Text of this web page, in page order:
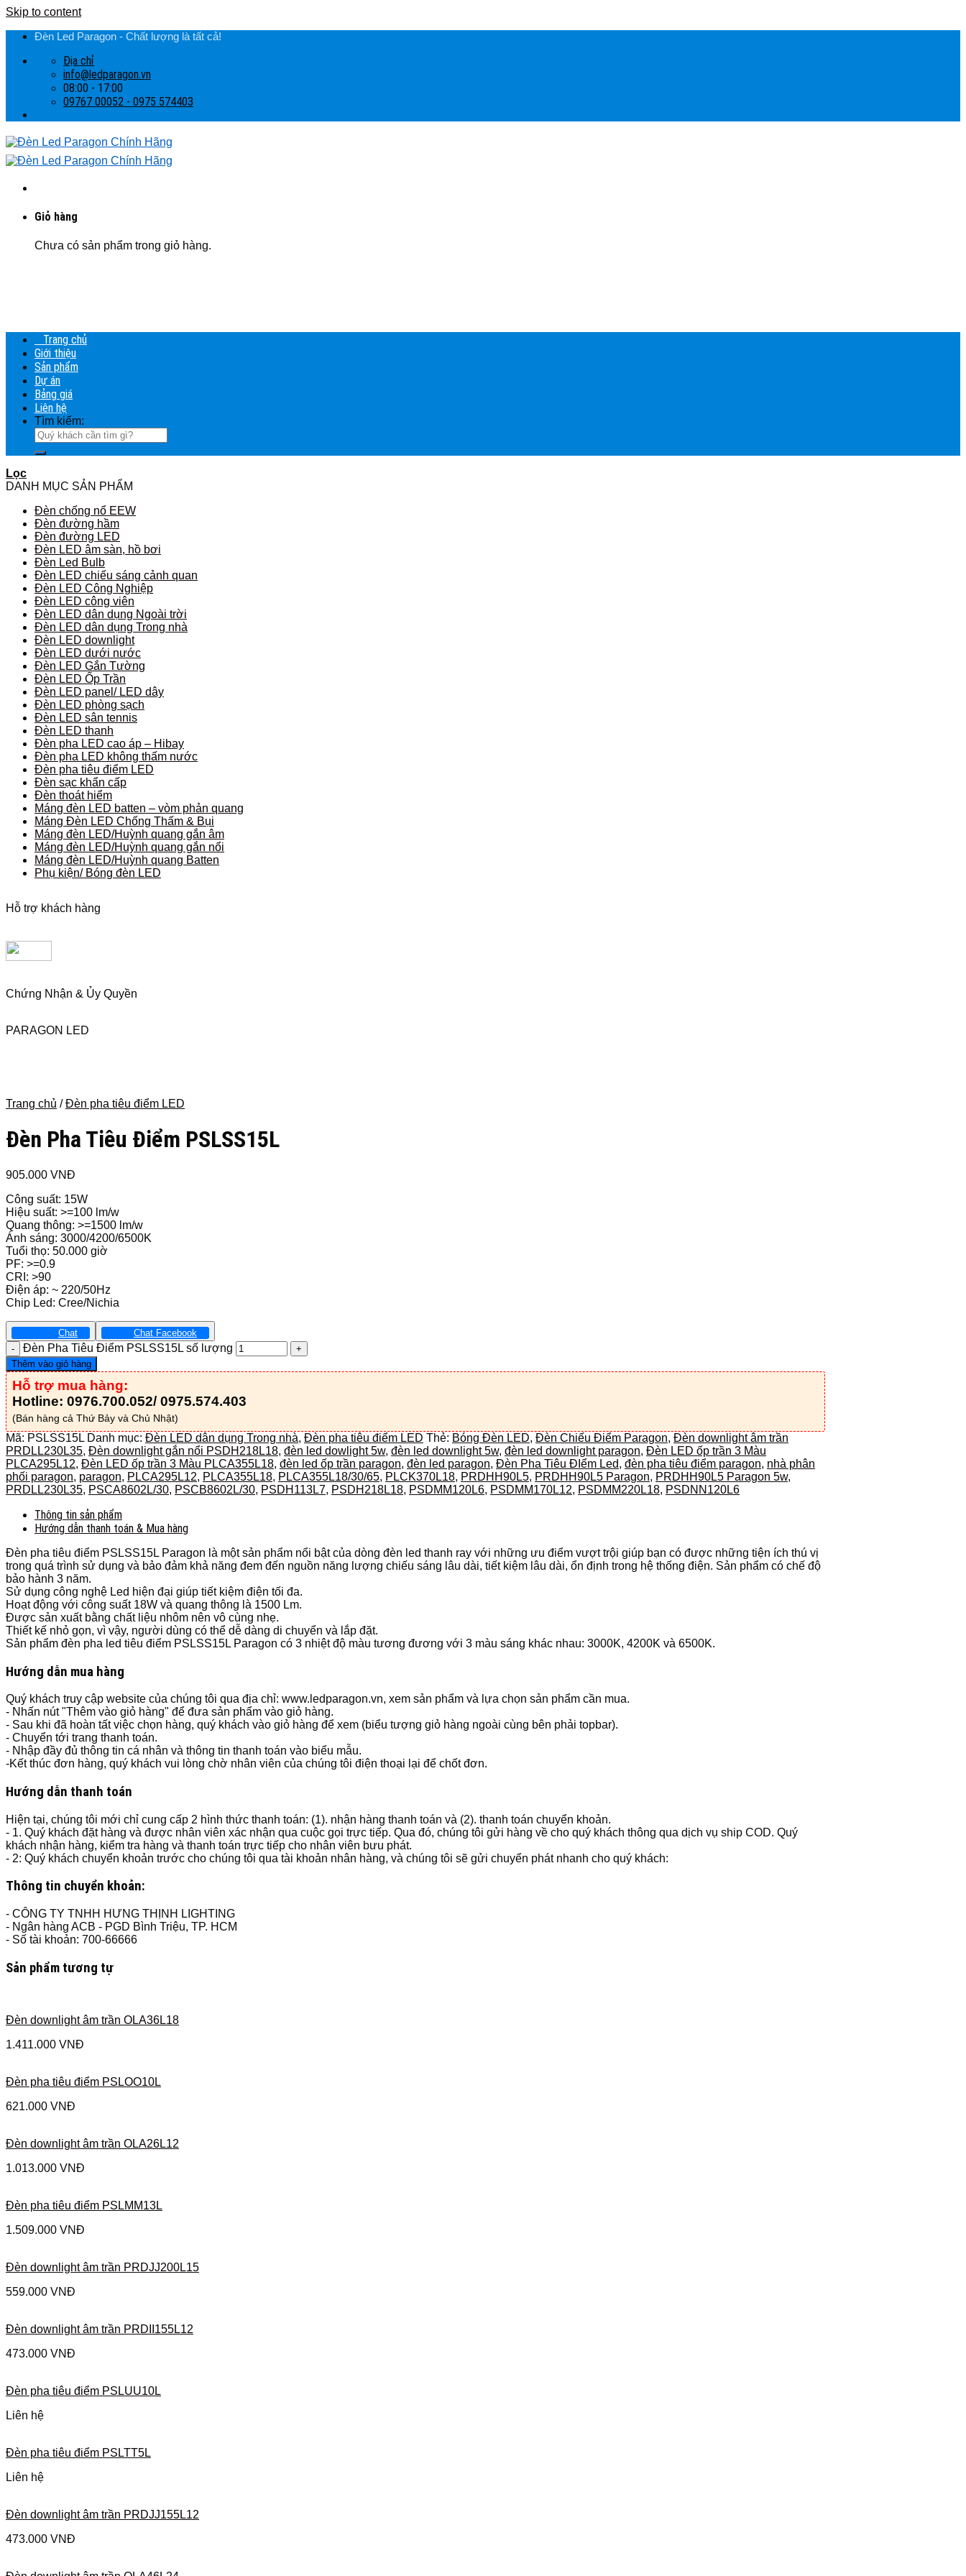
Skip to content
Đèn Led Paragon - Chất lượng là tất cả!
Địa chỉ
info@ledparagon.vn
08:00 - 17:00
09767 00052 - 0975 574403
Giỏ hàng
Chưa có sản phẩm trong giỏ hàng.
Trang chủ
Giới thiệu
Sản phẩm
Dự án
Bảng giá
Liên hệ
Tìm kiếm:
Lọc
DANH MỤC SẢN PHẨM
Đèn chống nổ EEW
Đèn đường hầm
Đèn đường LED
Đèn LED âm sàn, hồ bơi
Đèn Led Bulb
Đèn LED chiếu sáng cảnh quan
Đèn LED Công Nghiệp
Đèn LED công viên
Đèn LED dân dụng Ngoài trời
Đèn LED dân dụng Trong nhà
Đèn LED downlight
Đèn LED dưới nước
Đèn LED Gắn Tường
Đèn LED Ốp Trần
Đèn LED panel/ LED dây
Đèn LED phòng sạch
Đèn LED sân tennis
Đèn LED thanh
Đèn pha LED cao áp – Hibay
Đèn pha LED không thấm nước
Đèn pha tiêu điểm LED
Đèn sạc khẩn cấp
Đèn thoát hiểm
Máng đèn LED batten – vòm phản quang
Máng Đèn LED Chống Thấm & Bụi
Máng đèn LED/Huỳnh quang gắn âm
Máng đèn LED/Huỳnh quang gắn nổi
Máng đèn LED/Huỳnh quang Batten
Phụ kiện/ Bóng đèn LED
Hỗ trợ khách hàng
Chứng Nhận & Ủy Quyền
PARAGON LED
Trang chủ / Đèn pha tiêu điểm LED
Đèn Pha Tiêu Điểm PSLSS15L
905.000 VNĐ
Công suất: 15W
Hiệu suất: >=100 lm/w
Quang thông: >=1500 lm/w
Ánh sáng: 3000/4200/6500K
Tuổi thọ: 50.000 giờ
PF: >=0.9
CRI: >90
Điện áp: ~ 220/50Hz
Chip Led: Cree/Nichia
Chat Chat Facebook
Đèn Pha Tiêu Điểm PSLSS15L số lượng
Thêm vào giỏ hàng
Hỗ trợ mua hàng:
Hotline: 0976.700.052/ 0975.574.403
(Bán hàng cả Thứ Bảy và Chủ Nhật)
Mã: PSLSS15L Danh mục: Đèn LED dân dụng Trong nhà, Đèn pha tiêu điểm LED Thẻ: Bóng Đèn LED, Đèn Chiếu Điểm Paragon, Đèn downlight âm trần
PRDLL230L35, Đèn downlight gắn nổi PSDH218L18, đèn led dowlight 5w, đèn led downlight 5w, đèn led downlight paragon, Đèn LED ốp trần 3 Màu
PLCA295L12, Đèn LED ốp trần 3 Màu PLCA355L18, đèn led ốp trần paragon, đèn led paragon, Đèn Pha Tiêu ĐIểm Led, đèn pha tiêu điểm paragon, nhà phân
phối paragon, paragon, PLCA295L12, PLCA355L18, PLCA355L18/30/65, PLCK370L18, PRDHH90L5, PRDHH90L5 Paragon, PRDHH90L5 Paragon 5w,
PRDLL230L35, PSCA8602L/30, PSCB8602L/30, PSDH113L7, PSDH218L18, PSDMM120L6, PSDMM170L12, PSDMM220L18, PSDNN120L6
Thông tin sản phẩm
Hướng dẫn thanh toán & Mua hàng
Đèn pha tiêu điểm PSLSS15L Paragon là một sản phẩm nổi bật của dòng đèn led thanh ray với những ưu điểm vượt trội giúp bạn có được những tiện ích thú vị
trong quá trình sử dụng và bảo đảm khả năng đem đến nguồn năng lượng chiếu sáng lâu dài, tiết kiệm lâu dài, ổn định trong hệ thống điện. Sản phẩm có chế độ
bảo hành 3 năm.
Sử dụng công nghệ Led hiện đại giúp tiết kiệm điện tối đa.
Hoạt động với công suất 18W và quang thông là 1500 Lm.
Được sản xuất bằng chất liệu nhôm nên vô cùng nhẹ.
Thiết kế nhỏ gọn, vì vậy, người dùng có thể dễ dàng di chuyển và lắp đặt.
Sản phẩm đèn pha led tiêu điểm PSLSS15L Paragon có 3 nhiệt độ màu tương đương với 3 màu sáng khác nhau: 3000K, 4200K và 6500K.
Hướng dẫn mua hàng
Quý khách truy cập website của chúng tôi qua địa chỉ: www.ledparagon.vn, xem sản phẩm và lựa chọn sản phẩm cần mua.
- Nhấn nút "Thêm vào giỏ hàng" để đưa sản phẩm vào giỏ hàng.
- Sau khi đã hoàn tất việc chọn hàng, quý khách vào giỏ hàng để xem (biểu tượng giỏ hàng ngoài cùng bên phải topbar).
- Chuyển tới trang thanh toán.
- Nhập đầy đủ thông tin cá nhân và thông tin thanh toán vào biểu mẫu.
-Kết thúc đơn hàng, quý khách vui lòng chờ nhân viên của chúng tôi điện thoại lại để chốt đơn.
Hướng dẫn thanh toán
Hiện tại, chúng tôi mới chỉ cung cấp 2 hình thức thanh toán: (1). nhận hàng thanh toán và (2). thanh toán chuyển khoản.
- 1. Quý khách đặt hàng và được nhân viên xác nhận qua cuộc gọi trực tiếp. Qua đó, chúng tôi gửi hàng về cho quý khách thông qua dịch vụ ship COD. Quý
khách nhận hàng, kiểm tra hàng và thanh toán trực tiếp cho nhân viên bưu phát.
- 2: Quý khách chuyển khoản trước cho chúng tôi qua tài khoản nhân hàng, và chúng tôi sẽ gửi chuyển phát nhanh cho quý khách:
Thông tin chuyển khoản:
- CÔNG TY TNHH HƯNG THỊNH LIGHTING
- Ngân hàng ACB - PGD Bình Triệu, TP. HCM
- Số tài khoản: 700-66666
Sản phẩm tương tự
Đèn downlight âm trần OLA36L18
1.411.000 VNĐ
Đèn pha tiêu điểm PSLOO10L
621.000 VNĐ
Đèn downlight âm trần OLA26L12
1.013.000 VNĐ
Đèn pha tiêu điểm PSLMM13L
1.509.000 VNĐ
Đèn downlight âm trần PRDJJ200L15
559.000 VNĐ
Đèn downlight âm trần PRDII155L12
473.000 VNĐ
Đèn pha tiêu điểm PSLUU10L
Liên hệ
Đèn pha tiêu điểm PSLTT5L
Liên hệ
Đèn downlight âm trần PRDJJ155L12
473.000 VNĐ